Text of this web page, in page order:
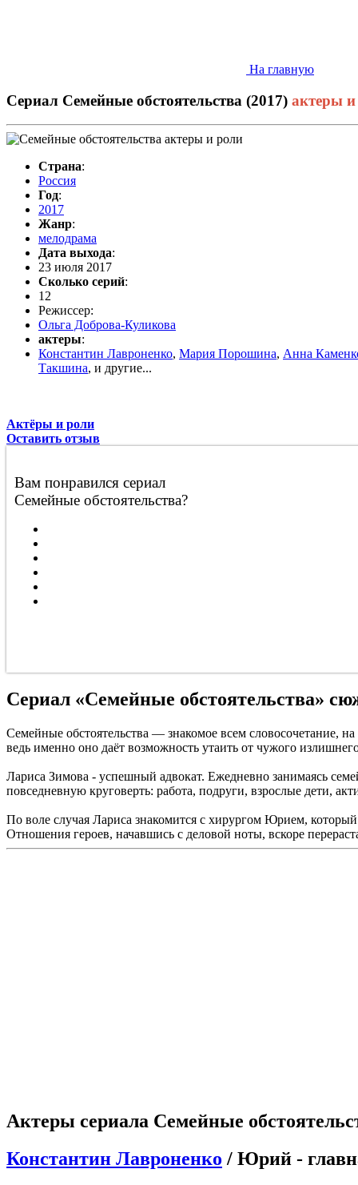
На главную
Сериал Семейные обстоятельства (2017) актеры
Страна:
Россия
Год:
2017
Жанр:
мелодрама
Дата выхода:
23 июля 2017
Сколько серий:
12
Режиссер:
Ольга Доброва-Куликова
актеры:
Константин Лавроненко, Мария Порошина, Анна
Такшина, и другие...
Актёры и роли
Оставить отзыв
Вам понравился сериал
Семейные обстоятельства?
Сериал «Семейные обстоятельства»
Семейные обстоятельства — знакомое всем словосочетание,
ведь именно оно даёт возможность утаить от чужого
Лариса Зимова - успешный адвокат. Ежедневно занимаясь
повседневную круговерть: работа, подруги, взрослые дети,
По воле случая Лариса знакомится с хирургом Юрием,
Отношения героев, начавшись с деловой ноты, вскоре
Актеры сериала Семейные
Константин Лавроненко / Юрий -